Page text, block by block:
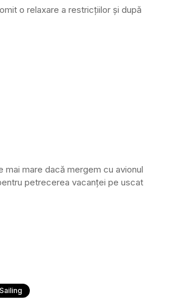
o relaxare a restricțiilor și după
mare dacă mergem cu avionul
petrecerea vacanței pe uscat
Sailing